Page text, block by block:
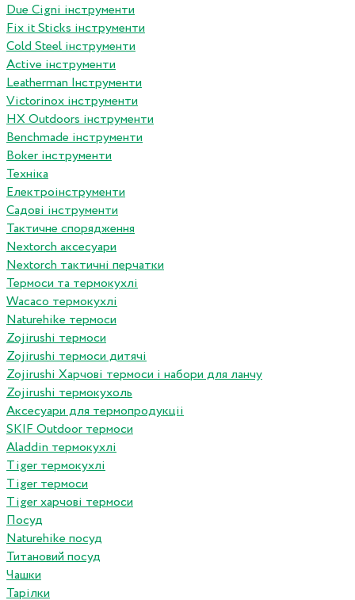
Due Cigni інструменти
Fix it Sticks інструменти
Сold Steel інструменти
Active інструменти
Leatherman Інструменти
Victorinox інструменти
HX Outdoors інструменти
Benchmade інструменти
Boker інструменти
Техніка
Електроінструменти
Садові інструменти
Тактичне спорядження
Nextorch аксесуари
Nextorch тактичні перчатки
Термоси та термокухлі
Wacaco термокухлі
Naturehike термоси
Zojirushi термоси
Zojirushi термоси дитячі
Zojirushi Харчові термоси і набори для ланчу
Zojirushi термокухоль
Аксесуари для термопродукціі
SKIF Outdoor термоси
Aladdin термокухлі
Tiger термокухлі
Tiger термоси
Tiger харчові термоси
Посуд
Naturehike посуд
Титановий посуд
Чашки
Тарілки